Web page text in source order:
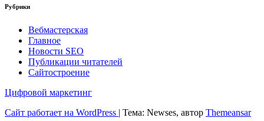
Рубрики
Вебмастерская
Главное
Новости SEO
Публикации читателей
Сайтостроение
Цифровой маркетинг
Сайт работает на WordPress | Тема: Newses, автор Themeansar